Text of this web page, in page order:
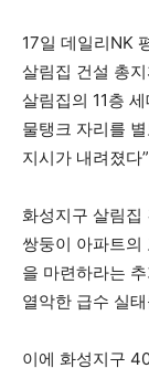
17일 데일리NK
살림집 건설 총
살림집의 11층
물탱크 자리를
지시가 내려졌다
화성지구 살림집
쌍둥이 아파트
을 마련하라는
열악한 급수 실
이에 화성지구